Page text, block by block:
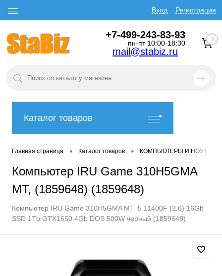
Вход Регистрация
+7-499-243-83-93
пн-пт 10:00-18:30
mail@stabiz.ru
0
Каталог товаров
Главная страница • Каталог товаров • КОМПЬЮТЕРЫ И
Компьютер IRU Game 310H5GMA
MT, (1859648) (1859648)
Компьютер IRU Game 310H5GMA MT i5 11400F (2.6) 16Gb
SSD 1Tb GTX1650 4Gb DOS 500W черный (1859648)